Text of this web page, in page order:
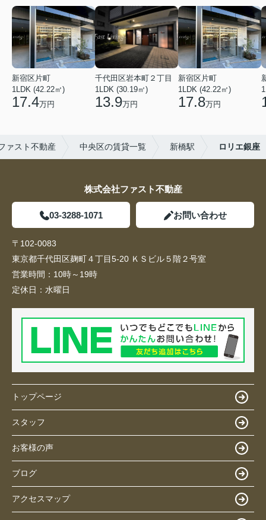
新宿区片町
1LDK (42.22㎡)
17.4万円
千代田区岩本町２丁目
1LDK (30.19㎡)
13.9万円
新宿区片町
1LDK (42.22㎡)
17.8万円
ァスト不動産 中央区の賃貸一覧 新橋駅 ロリエ銀座
株式会社ファスト不動産
03-3288-1071 お問い合わせ
〒102-0083
東京都千代田区麹町４丁目5-20 ＫＳビル５階２号室
営業時間： 10時～19時
定休日： 水曜日
トップページ
スタッフ
お客様の声
ブログ
アクセスマップ